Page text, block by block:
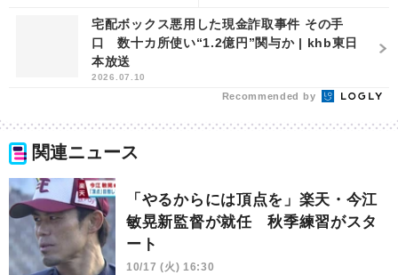
宅配ボックス悪用した現金詐取事件 その手
口 数十カ所使い“1.2億円”関与か | khb東日
本放送
2026.07.10
Recommended by
関連ニュース
「やるからには頂点を」楽天・今江
敏晃新監督が就任 秋季練習がスタ
ート
10/17 (火) 16:30